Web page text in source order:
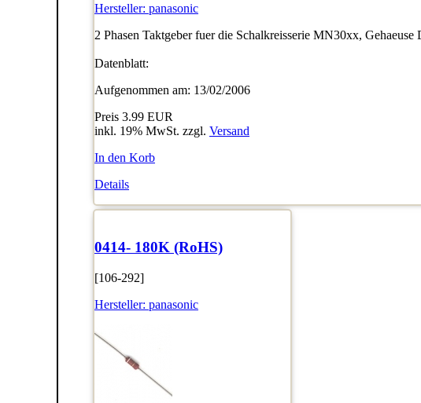
Hersteller: panasonic
2 Phasen Taktgeber fuer die Schalkreisserie MN30xx, Gehaeuse
Datenblatt:
Aufgenommen am: 13/02/2006
Preis 3.99 EUR
inkl. 19% MwSt. zzgl. Versand
In den Korb
Details
0414- 180K (RoHS)
[106-292]
Hersteller: panasonic